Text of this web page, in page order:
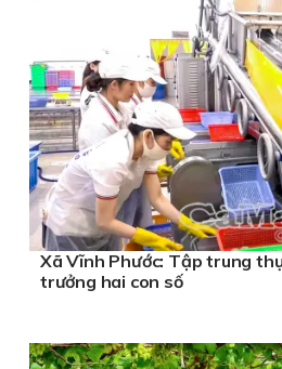
Xã Vĩnh Phước: Tập trung
trưởng hai con số